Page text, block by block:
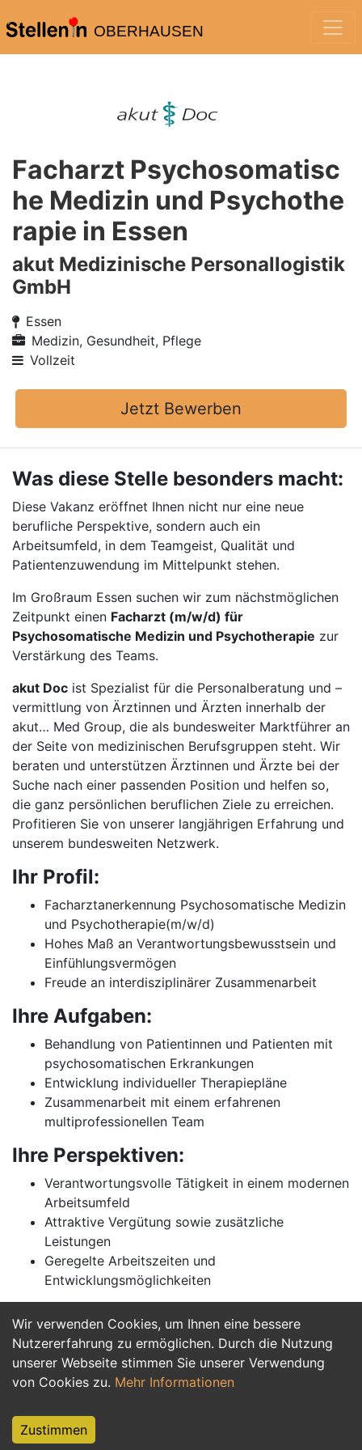
OBERHAUSEN
Wir verwenden Cookies, um Ihnen eine bessere
Nutzererfahrung zu ermöglichen. Durch die Nutzung
unserer Webseite stimmen Sie unserer Verwendung
von Cookies zu. Mehr Informationen
Zustimmen
Facharzt Psychosomatisc
he Medizin und Psychothe
rapie in Essen
akut Medizinische Personallogistik
GmbH
Essen
Medizin, Gesundheit, Pflege
Vollzeit
Jetzt Bewerben
Was diese Stelle besonders macht:
Diese Vakanz eröffnet Ihnen nicht nur eine neue
berufliche Perspektive, sondern auch ein
Arbeitsumfeld, in dem Teamgeist, Qualität und
Patientenzuwendung im Mittelpunkt stehen.
Im Großraum Essen suchen wir zum nächstmöglichen
Zeitpunkt einen Facharzt (m/w/d) für
Psychosomatische Medizin und Psychotherapie zur
Verstärkung des Teams.
akut Doc ist Spezialist für die Personalberatung und –
vermittlung von Ärztinnen und Ärzten innerhalb der
akut… Med Group, die als bundesweiter Marktführer an
der Seite von medizinischen Berufsgruppen steht. Wir
beraten und unterstützen Ärztinnen und Ärzte bei der
Suche nach einer passenden Position und helfen so,
die ganz persönlichen beruflichen Ziele zu erreichen.
Profitieren Sie von unserer langjährigen Erfahrung und
unserem bundesweiten Netzwerk.
Ihr Profil:
Facharztanerkennung Psychosomatische Medizin
und Psychotherapie(m/w/d)
Hohes Maß an Verantwortungsbewusstsein und
Einfühlungsvermögen
Freude an interdisziplinärer Zusammenarbeit
Ihre Aufgaben:
Behandlung von Patientinnen und Patienten mit
psychosomatischen Erkrankungen
Entwicklung individueller Therapiepläne
Zusammenarbeit mit einem erfahrenen
multiprofessionellen Team
Ihre Perspektiven:
Verantwortungsvolle Tätigkeit in einem modernen
Arbeitsumfeld
Attraktive Vergütung sowie zusätzliche
Leistungen
Geregelte Arbeitszeiten und
Entwicklungsmöglichkeiten
Jetzt Bewerben